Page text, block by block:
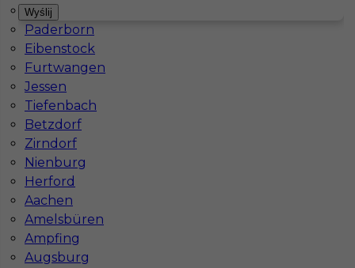
Wolnzach
Paderborn
Eibenstock
Furtwangen
Jessen
Tiefenbach
Betzdorf
Zirndorf
Nienburg
Herford
Aachen
Amelsbüren
Ampfing
Augsburg
Malarz / Tapeciarz - praca w Niemczech
Kategoria Prace wykończeniowe
Lokalizacja Niemcy
Wymagane języki
Stawka 16 - 18 € / h
1
Wyślij